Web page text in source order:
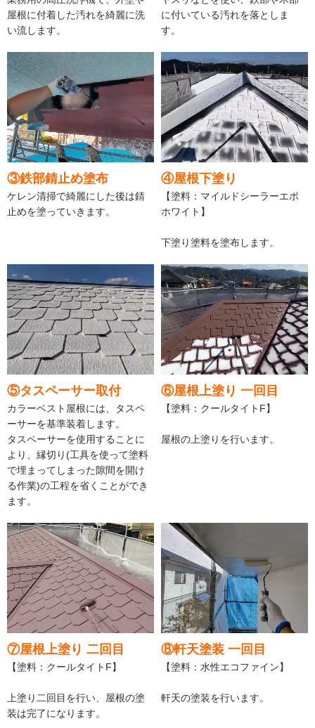
屋根に付着した汚れを綺麗に洗
い流します。
に付いている汚れを落としま
す。
③鉄部錆止め塗布
ケレン清掃で綺麗にした後は錆
止めを塗っていきます。
④屋根下塗り
【塗料：マイルドシーラーエポ
ホワイト】
下塗り塗料を塗布します。
⑤タスペーサー取付
カラーベスト屋根には、タスペ
ーサーを基準装着します。
タスペーサーを使用することに
より、縁切り(工具を使って塗料
で埋まってしまった隙間を開け
る作業)の工程を省くことができ
ます。
⑥屋根上塗り 一回目
【塗料：クールタイトF】
屋根の上塗りを行います。
⑦屋根上塗り 二回目
【塗料：クールタイトF】
上塗り二回目を行い、屋根の塗
装は完了になります。
⑧軒天塗装 一回目
【塗料：水性エコファイン】
軒天の塗装を行います。